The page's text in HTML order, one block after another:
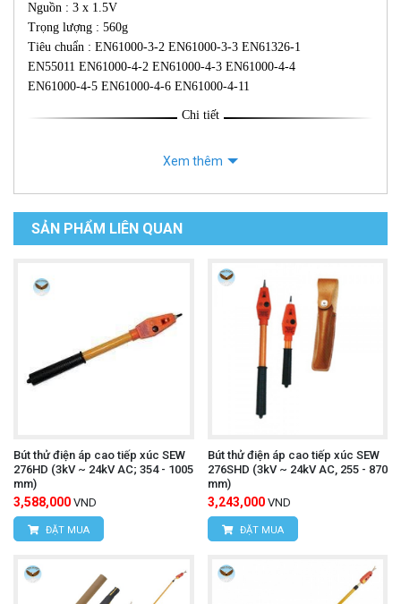
Nguồn : 3 x 1.5V
Trọng lượng : 560g
Tiêu chuẩn : EN61000-3-2 EN61000-3-3 EN61326-1
EN55011 EN61000-4-2 EN61000-4-3 EN61000-4-4
EN61000-4-5 EN61000-4-6 EN61000-4-11
Chi tiết
Xem thêm
SẢN PHẨM LIÊN QUAN
Bút thử điện áp cao tiếp xúc SEW
276HD (3kV ~ 24kV AC; 354 - 1005
mm)
3,588,000 VND
ĐẶT MUA
Bút thử điện áp cao tiếp xúc SEW
276SHD (3kV ~ 24kV AC, 255 - 870
mm)
3,243,000 VND
ĐẶT MUA